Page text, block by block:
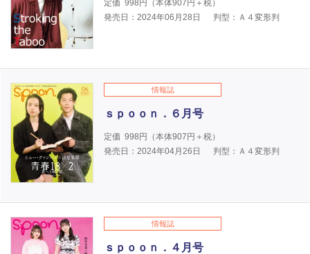
定価 998円（本体907円＋税）
発売日：2024年06月28日
判型：Ａ４変形判
情報誌
ｓｐｏｏｎ．６月号
定価 998円（本体907円＋税）
発売日：2024年04月26日
判型：Ａ４変形判
情報誌
ｓｐｏｏｎ．４月号